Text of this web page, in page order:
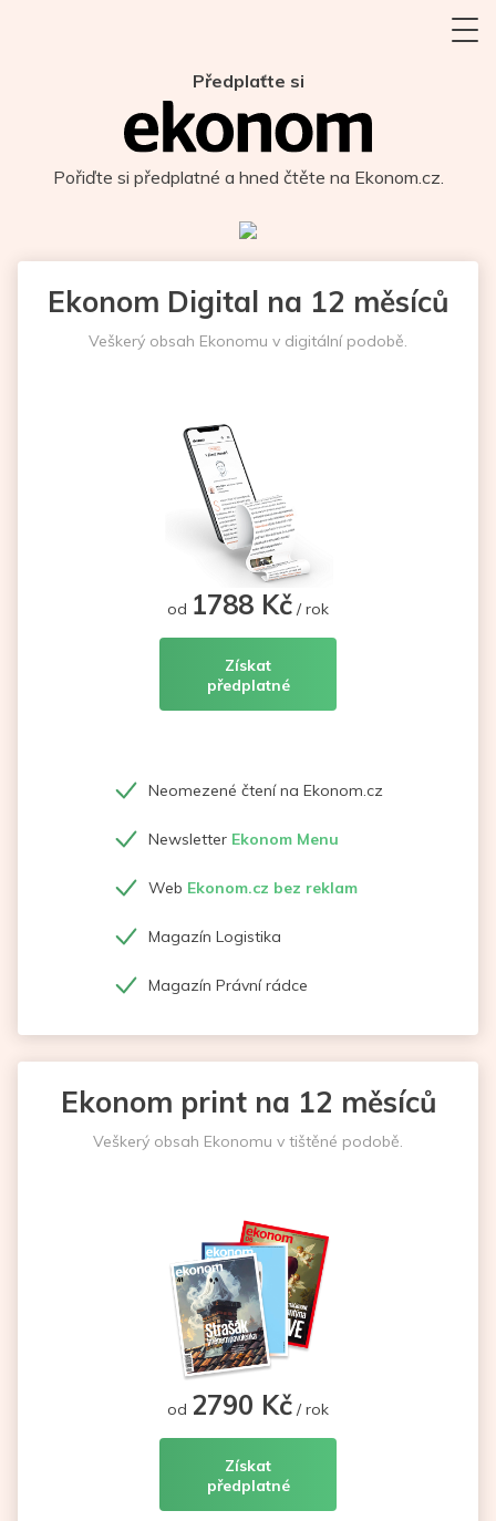
Předplaťte si
Pořiďte si předplatné a hned čtěte na Ekonom.cz.
Ekonom Digital na 12 měsíců
Veškerý obsah Ekonomu v digitální podobě.
od 1788 Kč / rok
Získat
předplatné
Neomezené čtení na Ekonom.cz
Newsletter Ekonom Menu
Web Ekonom.cz bez reklam
Magazín Logistika
Magazín Právní rádce
Ekonom print na 12 měsíců
Veškerý obsah Ekonomu v tištěné podobě.
od 2790 Kč / rok
Získat
předplatné